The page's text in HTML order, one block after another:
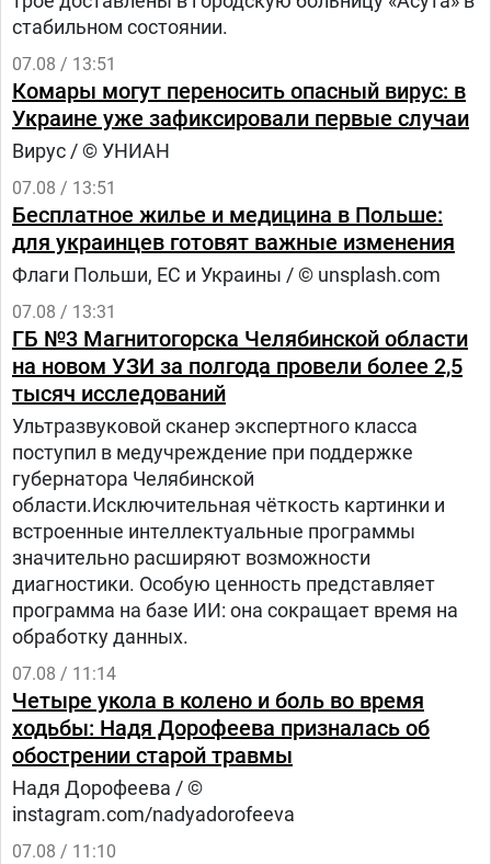
стабильном состоянии.
07.08 / 13:51
Комары могут переносить опасный вирус: в
Украине уже зафиксировали первые случаи
Вирус / © УНИАН
07.08 / 13:51
Бесплатное жилье и медицина в Польше:
для украинцев готовят важные изменения
Флаги Польши, ЕС и Украины / © unsplash.com
07.08 / 13:31
ГБ №3 Магнитогорска Челябинской области
на новом УЗИ за полгода провели более 2,5
тысяч исследований
Ультразвуковой сканер экспертного класса
поступил в медучреждение при поддержке
губернатора Челябинской
области.Исключительная чёткость картинки и
встроенные интеллектуальные программы
значительно расширяют возможности
диагностики. Особую ценность представляет
программа на базе ИИ: она сокращает время на
обработку данных.
07.08 / 11:14
Четыре укола в колено и боль во время
ходьбы: Надя Дорофеева призналась об
обострении старой травмы
Надя Дорофеева / ©
instagram.com/nadyadorofeeva
07.08 / 11:10